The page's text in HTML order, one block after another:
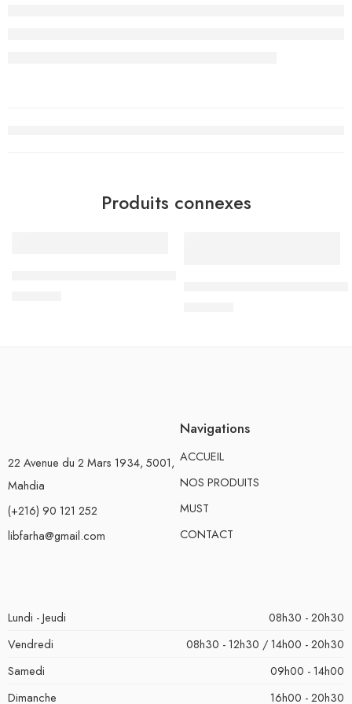
Produits connexes
22 Avenue du 2 Mars 1934, 5001,
Mahdia
(+216) 90 121 252
libfarha@gmail.com
Navigations
ACCUEIL
NOS PRODUITS
MUST
CONTACT
Lundi - Jeudi
08h30 - 20h30
Vendredi
08h30 - 12h30 / 14h00 - 20h30
Samedi
09h00 - 14h00
Dimanche
16h00 - 20h30